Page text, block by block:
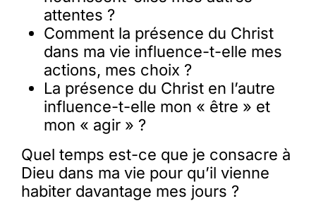
attentes ?
Comment la présence du Christ
dans ma vie influence-t-elle mes
actions, mes choix ?
La présence du Christ en l’autre
influence-t-elle mon « être » et
mon « agir » ?
Quel temps est-ce que je consacre à
Dieu dans ma vie pour qu’il vienne
habiter davantage mes jours ?